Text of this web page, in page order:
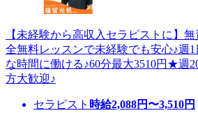
【未経験から高収入セラピストに】
全無料レッスンで未経験でも安心♪週
な時間に働ける♪60分最大3510円★週
方大歓迎♪
セラピスト 時給2,088円〜3,510円